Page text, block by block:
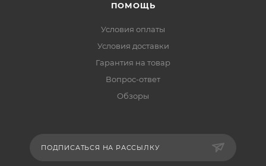
ПОМОЩЬ
Условия оплаты
Условия доставки
Гарантия на товар
Вопрос-ответ
Обзоры
ПОДПИСАТЬСЯ НА РАССЫЛКУ